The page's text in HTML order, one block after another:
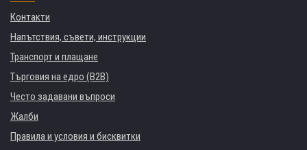
Контакти
Напътствия, съвети, инструкции
Транспорт и плащане
Търговия на едро (B2B)
Често задавани въпроси
Жалби
Правила и условия и бисквитки